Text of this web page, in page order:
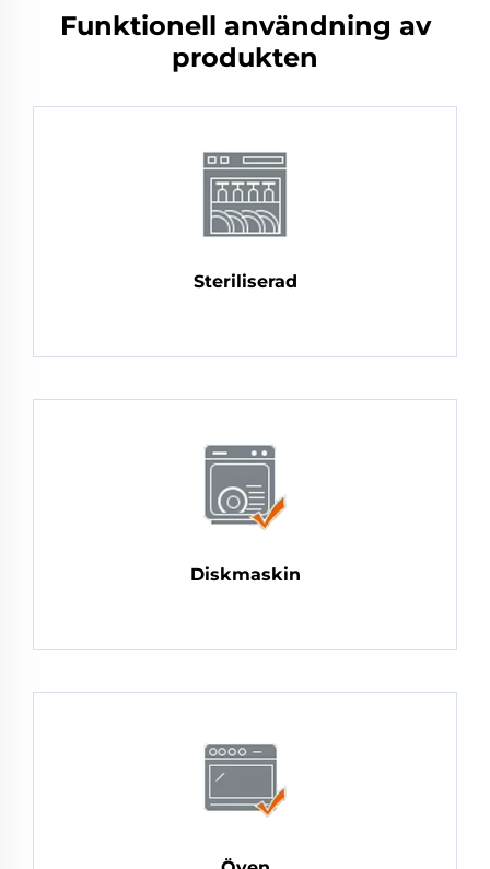
Funktionell användning av
produkten
Steriliserad
Diskmaskin